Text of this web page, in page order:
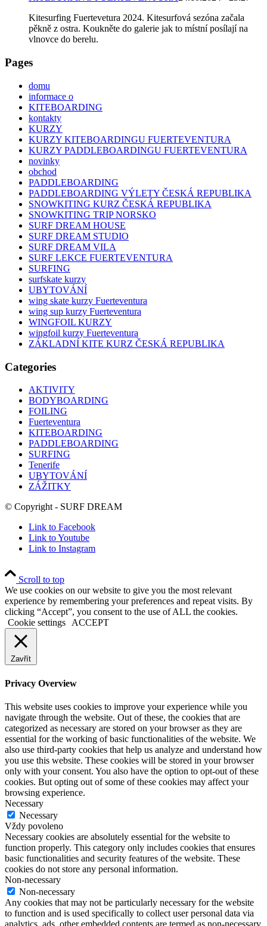
Kitesurfing Fuertevetura 2024. Kitesurfová sezóna začala
pěkně z ostra. Koukněte do galerie jak to místní posílají na
vlnovce do berelu.
Pages
domu
informace o
KITEBOARDING
kontakty
KURZY
KURZY KITEBOARDINGU FUERTEVENTURA
KURZY PADDLEBOARDINGU FUERTEVENTURA
novinky
obchod
PADDLEBOARDING
PADDLEBOARDING VÝLETY ČESKÁ REPUBLIKA
SNOWKITING KURZ ČESKÁ REPUBLIKA
SNOWKITING TRIP NORSKO
SURF DREAM HOUSE
SURF DREAM STUDIO
SURF DREAM VILA
SURF LEKCE FUERTEVENTURA
SURFING
surfskate kurzy
UBYTOVÁNÍ
wing skate kurzy Fuerteventura
wing sup kurzy Fuerteventura
WINGFOIL KURZY
wingfoil kurzy Fuerteventura
ZÁKLADNÍ KITE KURZ ČESKÁ REPUBLIKA
Categories
AKTIVITY
BODYBOARDING
FOILING
Fuerteventura
KITEBOARDING
PADDLEBOARDING
SURFING
Tenerife
UBYTOVÁNÍ
ZÁŽITKY
© Copyright - SURF DREAM
Link to Facebook
Link to Youtube
Link to Instagram
Scroll to top
We use cookies on our website to give you the most relevant
experience by remembering your preferences and repeat visits. By
clicking “Accept”, you consent to the use of ALL the cookies.
Cookie settings
ACCEPT
Zavřít
Privacy Overview
This website uses cookies to improve your experience while you
navigate through the website. Out of these, the cookies that are
categorized as necessary are stored on your browser as they are
essential for the working of basic functionalities of the website. We
also use third-party cookies that help us analyze and understand how
you use this website. These cookies will be stored in your browser
only with your consent. You also have the option to opt-out of these
cookies. But opting out of some of these cookies may affect your
browsing experience.
Necessary
Necessary
Vždy povoleno
Necessary cookies are absolutely essential for the website to
function properly. This category only includes cookies that ensures
basic functionalities and security features of the website. These
cookies do not store any personal information.
Non-necessary
Non-necessary
Any cookies that may not be particularly necessary for the website
to function and is used specifically to collect user personal data via
analytics, ads, other embedded contents are termed as non-necessary